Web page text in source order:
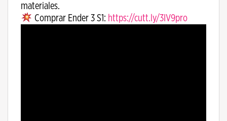
materiales.
Comprar Ender 3 S1: https://cutt.ly/3IV9pro